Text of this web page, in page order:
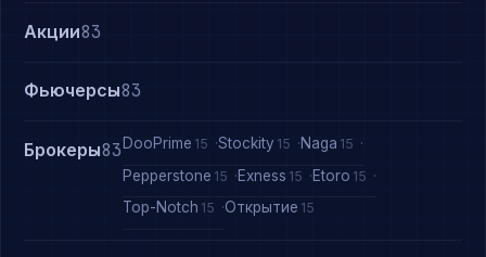
Акции83
Фьючерсы83
Брокеры83 DooPrime 15 Stockity 15 Naga 15
Pepperstone 15 Exness 15 Etoro 15
Top-Notch 15 Открытие 15